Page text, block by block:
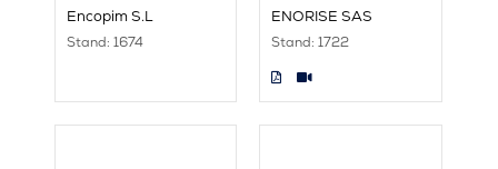
Encopim S.L
Stand: 1674
ENORISE SAS
Stand: 1722